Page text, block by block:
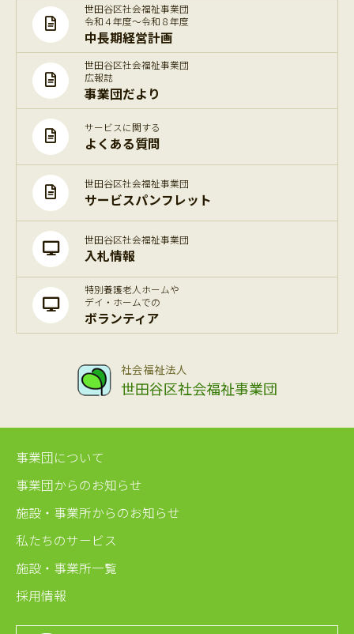
世田谷区社会福祉事業団
令和４年度～令和８年度
中長期経営計画
世田谷区社会福祉事業団
広報誌
事業団だより
サービスに関する
よくある質問
世田谷区社会福祉事業団
サービスパンフレット
世田谷区社会福祉事業団
入札情報
特別養護老人ホームや
デイ・ホームでの
ボランティア
社会福祉法人
世田谷区社会福祉事業団
事業団について
事業団からのお知らせ
施設・事業所からのお知らせ
私たちのサービス
施設・事業所一覧
採用情報